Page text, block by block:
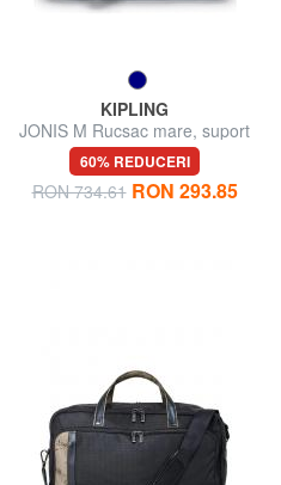
KIPLING
JONIS M Rucsac mare, suport
pentru laptop de 15".
60% REDUCERI
RON 734.61 RON 293.85